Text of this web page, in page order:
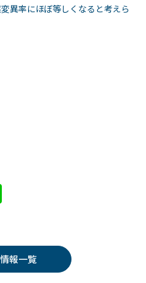
異率にほぼ等しくなると考えら
報一覧